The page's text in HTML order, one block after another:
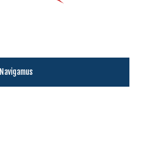
Navigamus